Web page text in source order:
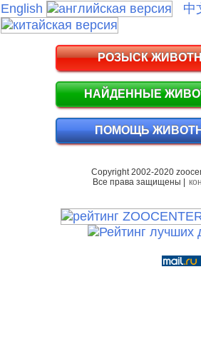
English 中
РОЗЫСК
НАЙДЕННЫЕ
ПОМОЩЬ
Copyright 2002-2020
Все права защищены |